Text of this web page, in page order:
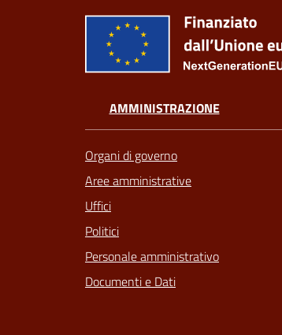
AMMINISTRAZIONE
Organi di governo
Aree amministrative
Uffici
Politici
Personale amministrativo
Documenti e Dati